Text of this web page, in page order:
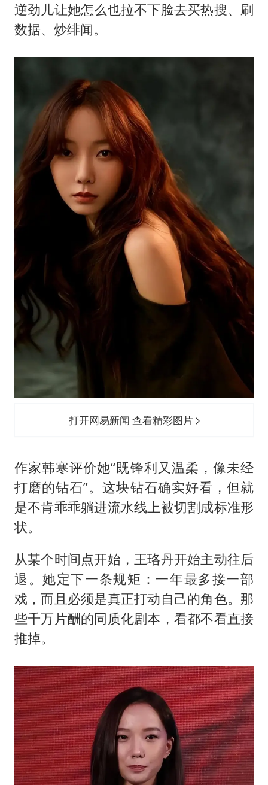
逆劲儿让她怎么也拉不下脸去买热搜、刷
数据、炒绯闻。
打开网易新闻 查看精彩图片
作家韩寒评价她“既锋利又温柔，像未经
打磨的钻石”。这块钻石确实好看，但就
是不肯乖乖躺进流水线上被切割成标准形
状。
从某个时间点开始，王珞丹开始主动往后
退。她定下一条规矩：一年最多接一部
戏，而且必须是真正打动自己的角色。那
些千万片酬的同质化剧本，看都不看直接
推掉。